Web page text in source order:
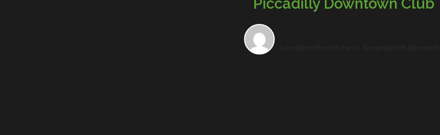
Piccadilly Downtown Club